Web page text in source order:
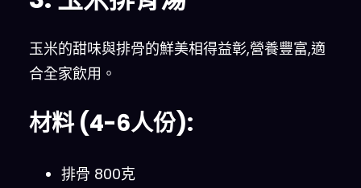
玉米的甜味與排骨的鮮美相得益彰,營養豐富,適
合全家飲用。
材料 (4-6人份):
排骨 800克